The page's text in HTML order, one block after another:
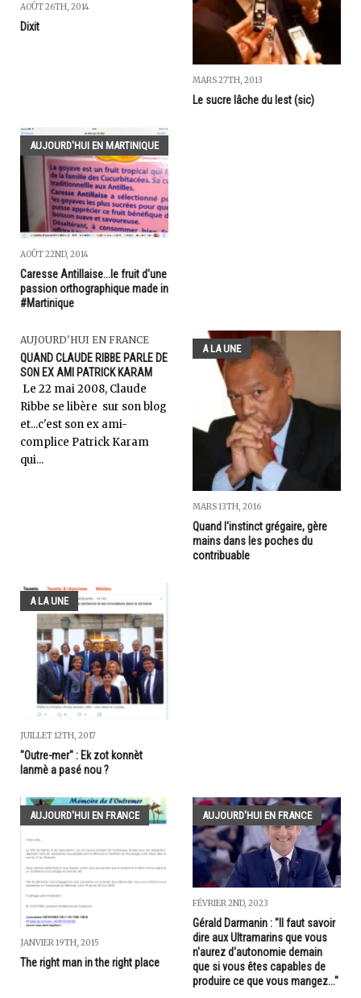
AOÛT 26TH, 2014
Dixit
MARS 27TH, 2013
Le sucre lâche du lest (sic)
AUJOURD'HUI EN MARTINIQUE
AOÛT 22ND, 2014
Caresse Antillaise...le fruit d'une
passion orthographique made in
#Martinique
AUJOURD'HUI EN FRANCE
QUAND CLAUDE RIBBE PARLE DE
SON EX AMI PATRICK KARAM
Le 22 mai 2008, Claude
Ribbe se libère sur son blog
et...c'est son ex ami-
complice Patrick Karam
qui...
A LA UNE
MARS 13TH, 2016
Quand l'instinct grégaire, gère
mains dans les poches du
contribuable
A LA UNE
JUILLET 12TH, 2017
"Outre-mer" : Ek zot konnèt
lanmè a pasé nou ?
AUJOURD'HUI EN FRANCE
JANVIER 19TH, 2015
The right man in the right place
AUJOURD'HUI EN FRANCE
FÉVRIER 2ND, 2023
Gérald Darmanin : "Il faut savoir
dire aux Ultramarins que vous
n'aurez d'autonomie demain
que si vous êtes capables de
produire ce que vous mangez..."